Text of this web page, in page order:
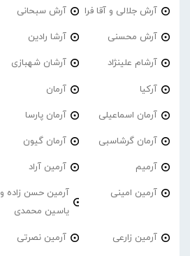
آرش جلالی و آقا فرا آرش سبحانی
آرش محسنی آرشا رادین
آرشام علینژاد آرشان شهبازی
آرکیا آرمان
آرمان اسماعیلی آرمان پارسا
آرمان گرشاسبی آرمان گیون
آرمیم آرمین آراد
آرمین امینی
آرمین حسن زاده و
یاسین محمدی
آرمین زارعی آرمین نصرتی